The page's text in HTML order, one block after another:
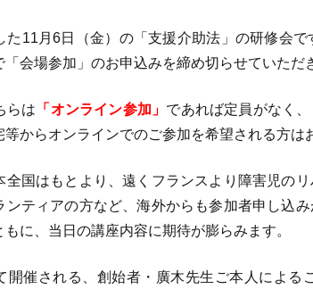
11月6日（金）の「支援介助法」の研修会
会場参加」のお申込みを締め切らせていただ
は 「オンライン参加」 であれば定員がなく
からオンラインでのご参加を希望される方は
はもとより、遠くフランスより障害児のリ
ンティアの方など、海外からも参加者申し込
もに、当日の講座内容に期待が膨らみます。
催される、創始者・廣木先生ご本人による